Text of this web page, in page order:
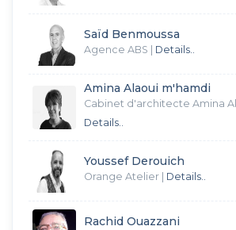
Saïd Benmoussa
Agence ABS Details..
Amina Alaoui m'hamdi
Cabinet d'architecte Amina
Details..
Youssef Derouich
Orange Atelier Details..
Rachid Ouazzani